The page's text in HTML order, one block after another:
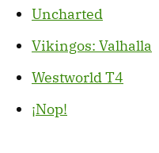
Uncharted
Vikingos: Valhalla
Westworld T4
¡Nop!